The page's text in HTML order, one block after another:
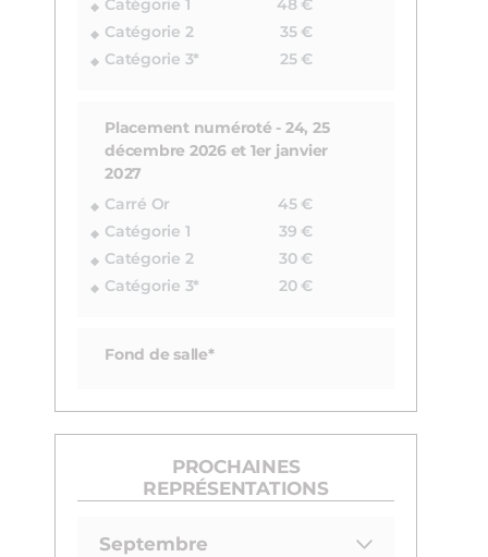
Catégorie 1
48 €
Catégorie 2
35 €
Catégorie 3*
25 €
Placement numéroté - 24, 25
décembre 2026 et 1er janvier
2027
Carré Or
45 €
Catégorie 1
39 €
Catégorie 2
30 €
Catégorie 3*
20 €
Fond de salle*
PROCHAINES
REPRÉSENTATIONS
Septembre